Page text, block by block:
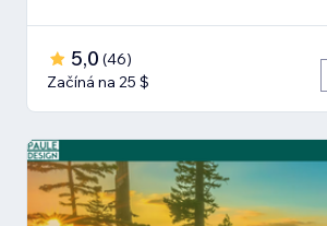
5,0 (46)
Začíná na 25 $